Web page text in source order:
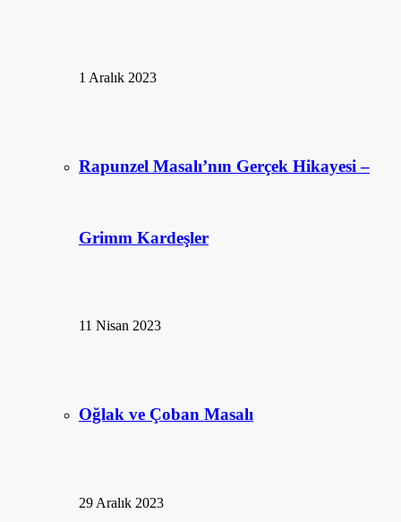
1 Aralık 2023
Rapunzel Masalı’nın Gerçek Hikayesi –
Grimm Kardeşler
11 Nisan 2023
Oğlak ve Çoban Masalı
29 Aralık 2023